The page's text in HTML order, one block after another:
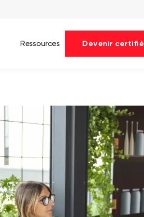
Ressources Devenir certifié